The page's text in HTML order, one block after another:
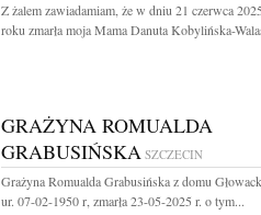
Z żalem zawiadamiam, że w dniu 21 czerwca 2025
roku zmarła moja Mama Danuta Kobylińska-
GRAŻYNA ROMUALDA
GRABUSIŃSKA SZCZECIN
Grażyna Romualda Grabusińska z domu
ur. 07-02-1950 r, zmarła 23-05-2025 r. o tym...